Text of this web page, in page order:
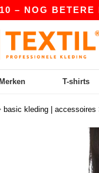
Merken T-shirts
basic kleding | accessoires